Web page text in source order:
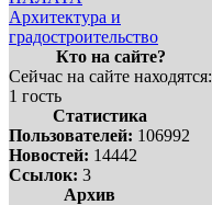
Архитектура и
градостроительство
Кто на сайте?
Сейчас на сайте находятся:
1 гость
Статистика
Пользователей: 106992
Новостей: 14442
Ссылок: 3
Архив